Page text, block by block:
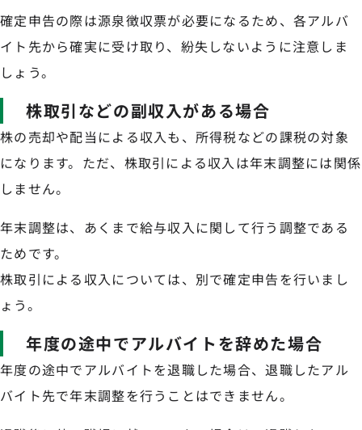
確定申告の際は源泉徴収票が必要になるため、各アルバ
イト先から確実に受け取り、紛失しないように注意しま
しょう。
株取引などの副収入がある場合
株の売却や配当による収入も、所得税などの課税の対象
になります。ただ、株取引による収入は年末調整には関係
しません。
年末調整は、あくまで給与収入に関して行う調整である
ためです。
株取引による収入については、別で確定申告を行いまし
ょう。
年度の途中でアルバイトを辞めた場合
年度の途中でアルバイトを退職した場合、退職したアル
バイト先で年末調整を行うことはできません。